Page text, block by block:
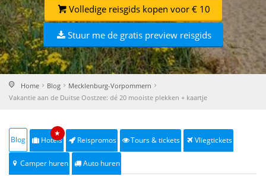
Volledige reisgids kopen voor € 10
Stuur me de gratis preview reisgids
Home Blog
Mecklenburg-Vorpommern
Vakantie aan de Duitse Oostzee: dé 20 mooiste plekken + kaartje
Blog Hotels
★
Reispromos Tours & tickets Vliegtickets
Camper huren Auto huren